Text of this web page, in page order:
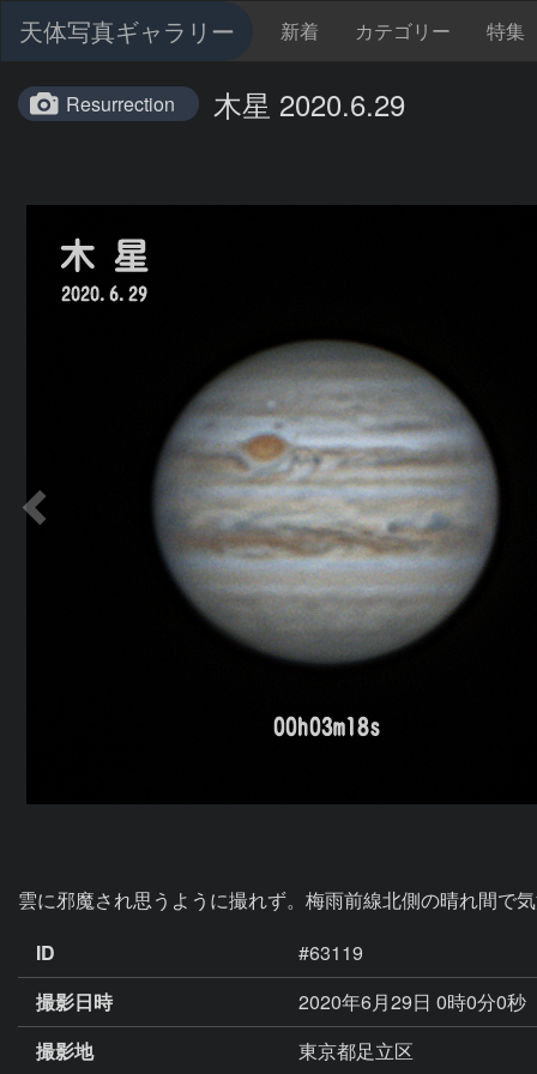
天体写真ギャラリー 新着 カテゴリー 特集
Resurrection 木星 2020.6.29
雲に邪魔され思うように撮れず。梅雨前線北側の晴れ間で
ID
#63119
撮影日時
2020年6月29日 0時0分0秒
撮影地
東京都足立区